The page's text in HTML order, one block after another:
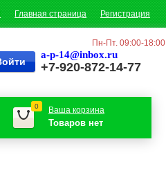
Главная страница Регистрация
Пн-Пт. 09:00-18:00
a-p-14@inbox.ru
+7-920-872-14-77
0 Ваша корзина
Товаров нет